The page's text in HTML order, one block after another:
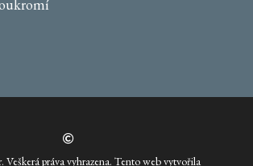
Veškerá práva vyhrazena. Tento web vytvořila